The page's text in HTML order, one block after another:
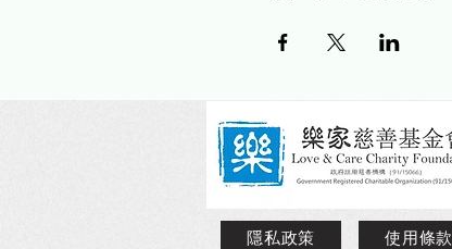
隱私政策 使用條款